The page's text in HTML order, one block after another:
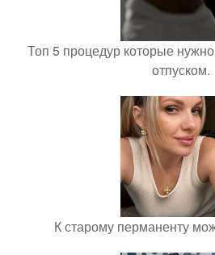
Топ 5 процедур которые
отпуском.
К старому перманенту